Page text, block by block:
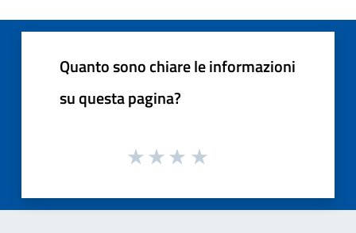
Quanto sono chiare le informazioni
su questa pagina?